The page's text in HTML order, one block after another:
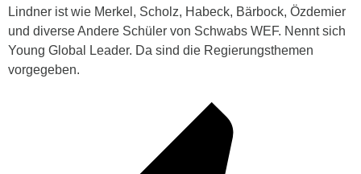
Lindner ist wie Merkel, Scholz, Habeck, Bärbock, Özdemier
und diverse Andere Schüler von Schwabs WEF. Nennt sich
Young Global Leader. Da sind die Regierungsthemen
vorgegeben.